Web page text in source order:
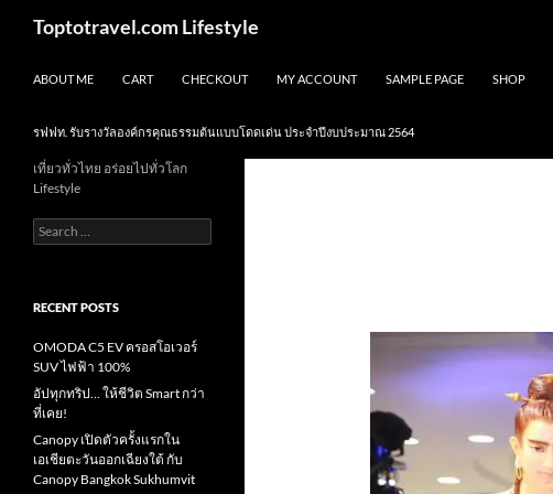
Toptotravel.com Lifestyle
ABOUT ME CART CHECKOUT MY ACCOUNT SAMPLE PAGE SHOP
รฟฟท. รับรางวัลองค์กรคุณธรรมต้นแบบโดดเด่น ประจำปีงบประมาณ 2564
เที่ยวทั่วไทย อร่อยไปทั่วโลก
Lifestyle
Search
for:
RECENT POSTS
OMODA C5 EV ครอสโอเวอร์
SUV ไฟฟ้า 100%
อัปทุกทริป… ให้ชีวิต Smart กว่า
ที่เคย!
Canopy เปิดตัวครั้งแรกใน
เอเชียตะวันออกเฉียงใต้ กับ
Canopy Bangkok Sukhumvit